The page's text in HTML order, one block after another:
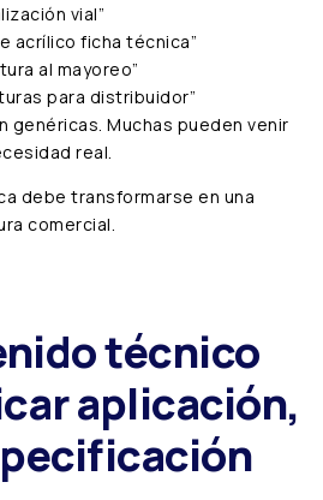
vial”
acrílico ficha técnica”
al mayoreo”
para distribuidor”
genéricas. Muchas pueden venir
real.
debe transformarse en una
comercial.
técnico
aplicación,